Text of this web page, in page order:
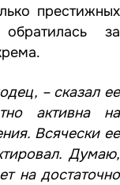
престижных
за
– сказал ее
активна на
Всячески ее
Думаю,
на достаточно